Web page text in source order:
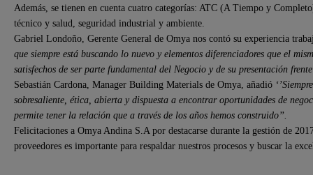
Además, se tienen en cuenta cuatro categorías: ATC (A Tiempo y
técnico y salud, seguridad industrial y ambiente.
Gabriel Londoño, Gerente General de Omya nos contó su experiencia
que siempre está buscando lo nuevo y elementos diferenciadores que el
satisfechos de ser parte fundamental del Negocio y de su presentación frente
Sebastián Cardona, Manager Building Materials de Omya, añadió
sobresaliente, ética, abierta y dispuesta a encontrar oportunidades de
permite tener la relación que a través de los años hemos construido’’.
Felicitaciones a Omya Andina S.A por destacarse durante la gestión de
proveedores es importante para respaldar nuestros procesos y buscar la